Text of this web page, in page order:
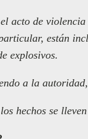
acto de
están
explosivos.
a la
hechos se